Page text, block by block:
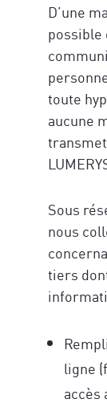
D’une
possible
toute
aucune
Sous
nous
tiers
ligne
accès